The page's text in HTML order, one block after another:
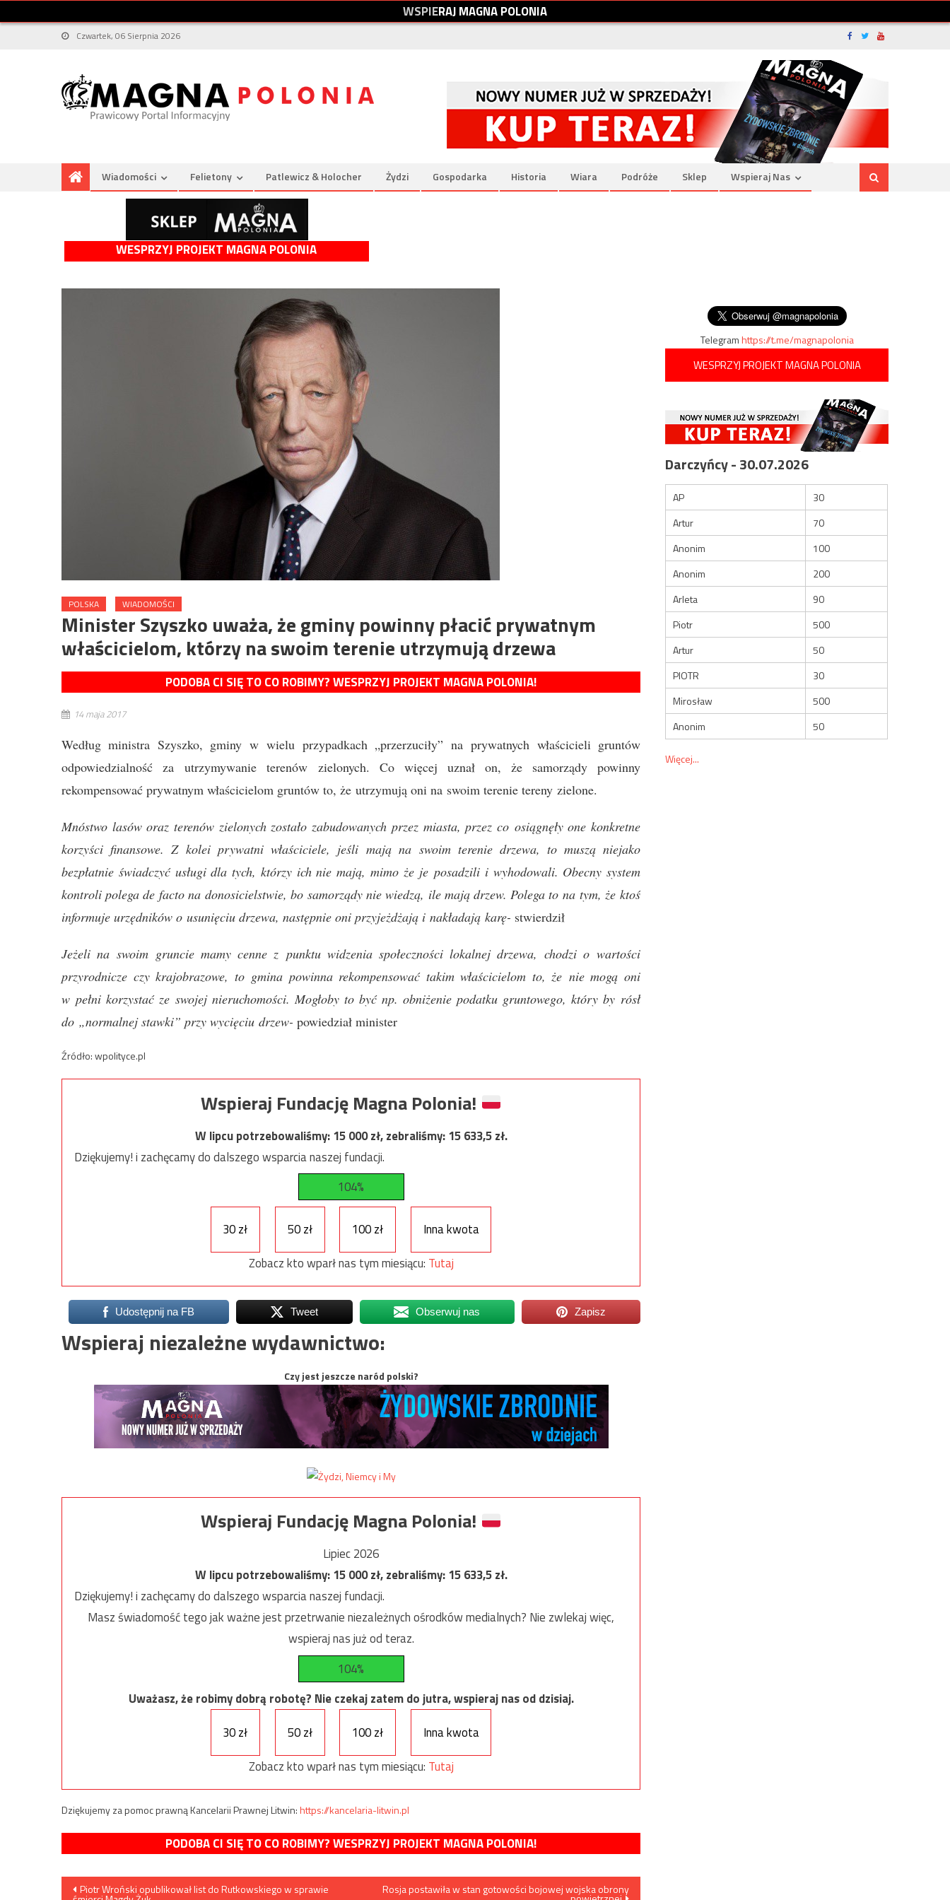
WSPIERAJMAGNAPOLONIA
Czwartek, 06 Sierpnia 2026
Wiadomości Felietony Patlewicz & Holocher Żydzi Gospodarka Historia Wiara Podróże Sklep Wspieraj Nas
WESPRZYJ PROJEKT MAGNA POLONIA
POLSKA WIADOMOŚCI
Minister Szyszko uważa, że gminy powinny płacić prywatnym
właścicielom, którzy na swoim terenie utrzymują drzewa
PODOBA CI SIĘ TO CO ROBIMY? WESPRZYJ PROJEKT MAGNA POLONIA!
14 maja 2017
Według ministra Szyszko, gminy w wielu przypadkach „przerzuciły” na prywatnych właścicieli gruntów
odpowiedzialność za utrzymywanie terenów zielonych. Co więcej uznał on, że samorządy powinny
rekompensować prywatnym właścicielom gruntów to, że utrzymują oni na swoim terenie tereny zielone.
Mnóstwo lasów oraz terenów zielonych zostało zabudowanych przez miasta, przez co osiągnęły one konkretne
korzyści finansowe. Z kolei prywatni właściciele, jeśli mają na swoim terenie drzewa, to muszą niejako
bezpłatnie świadczyć usługi dla tych, którzy ich nie mają, mimo że je posadzili i wyhodowali. Obecny system
kontroli polega de facto na donosicielstwie, bo samorządy nie wiedzą, ile mają drzew. Polega to na tym, że ktoś
informuje urzędników o usunięciu drzewa, następnie oni przyjeżdżają i nakładają karę- stwierdził
Jeżeli na swoim gruncie mamy cenne z punktu widzenia społeczności lokalnej drzewa, chodzi o wartości
przyrodnicze czy krajobrazowe, to gmina powinna rekompensować takim właścicielom to, że nie mogą oni
w pełni korzystać ze swojej nieruchomości. Mogłoby to być np. obniżenie podatku gruntowego, który by rósł
do „normalnej stawki” przy wycięciu drzew- powiedział minister
Źródło: wpolityce.pl
Wspieraj Fundację Magna Polonia!
W lipcu potrzebowaliśmy:15 000zł, zebraliśmy:15 633,5zł.
Dziękujemy! i zachęcamy do dalszego wsparcia naszej fundacji.
104%
30 zł 50 zł 100 zł
Inna kwota
Zobacz kto wparł nas tym miesiącu: Tutaj
Udostępnij na FB Tweet Obserwuj nas Zapisz
Wspieraj niezależne wydawnictwo:
Czy jest jeszcze naród polski?
Wspieraj Fundację Magna Polonia!
Lipiec 2026
W lipcu potrzebowaliśmy:15 000zł, zebraliśmy:15 633,5zł.
Dziękujemy! i zachęcamy do dalszego wsparcia naszej fundacji.
Masz świadomość tego jak ważne jest przetrwanie niezależnych ośrodków medialnych? Nie zwlekaj więc,
wspieraj nas już od teraz.
104%
Uważasz, że robimy dobrą robotę? Nie czekaj zatem do jutra, wspieraj nas od dzisiaj.
30 zł
50 zł 100 zł
Inna kwota
Zobacz kto wparł nas tym miesiącu: Tutaj
Dziękujemy za pomoc prawną Kancelarii Prawnej Litwin:https://kancelaria-litwin.pl
PODOBA CI SIĘ TO CO ROBIMY? WESPRZYJ PROJEKT MAGNA POLONIA!
Nawigacja
Piotr Wroński opublikował list do Rutkowskiego w sprawie Rosja postawiła w stan gotowości bojowej wojska obrony
Telegramhttps://t.me/magnapolonia
WESPRZYJ PROJEKT MAGNA POLONIA
Darczyńcy - 30.07.2026
AP
30
Artur
70
Anonim
100
Anonim
200
Arleta
90
Piotr
500
Artur
50
PIOTR
30
Mirosław
500
Anonim
50
Więcej...